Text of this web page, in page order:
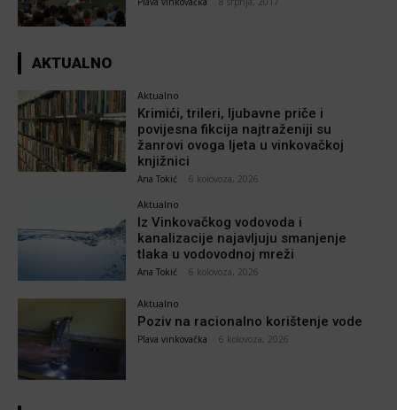
AKTUALNO
Aktualno
Krimići, trileri, ljubavne priče i
povijesna fikcija najtraženiji su
žanrovi ovoga ljeta u vinkovačkoj
knjižnici
Ana Tokić 6 kolovoza, 2026
Aktualno
Iz Vinkovačkog vodovoda i
kanalizacije najavljuju smanjenje
tlaka u vodovodnoj mreži
Ana Tokić 6 kolovoza, 2026
Aktualno
Poziv na racionalno korištenje vode
Plava vinkovačka 6 kolovoza, 2026